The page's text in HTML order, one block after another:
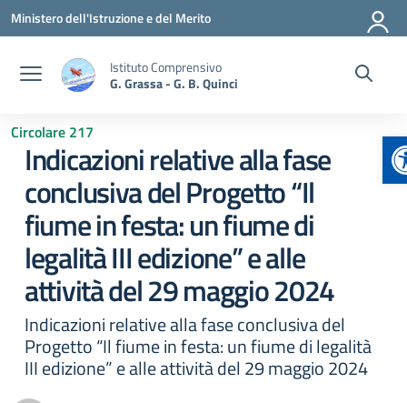
Vai ai contenuti
Vai al menu di navigazione
Vai al footer
Ministero dell'Istruzione e del Merito
Istituto Comprensivo
G. Grassa - G. B. Quinci
Circolare 217
Indicazioni relative alla fase
conclusiva del Progetto “Il
fiume in festa: un fiume di
legalità III edizione” e alle
attività del 29 maggio 2024
Indicazioni relative alla fase conclusiva del
Progetto “Il fiume in festa: un fiume di legalità
III edizione” e alle attività del 29 maggio 2024